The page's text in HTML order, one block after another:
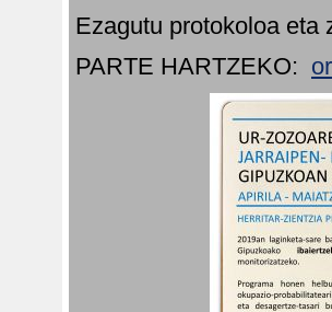
Ezagutu protokoloa eta
PARTE HARTZEKO: